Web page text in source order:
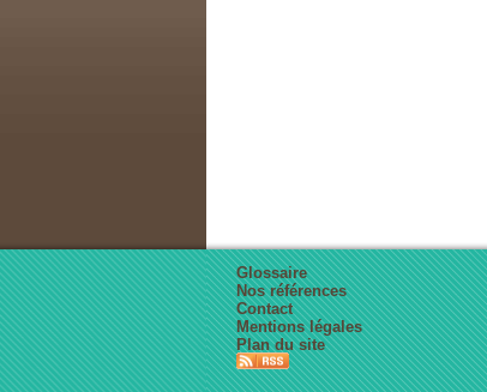
Glossaire
Nos références
Contact
Mentions légales
Plan du site